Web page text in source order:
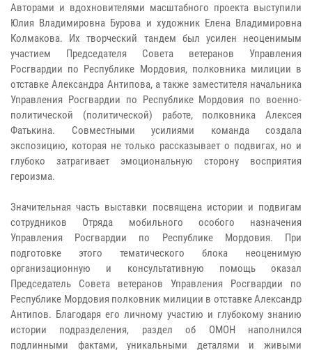
Авторами и вдохновителями масштабного проекта выступили
Юлия Владимировна Бурова и художник Елена Владимировна
Колмакова. Их творческий тандем был усилен неоценимым
участием Председателя Совета ветеранов Управления
Росгвардии по Республике Мордовия, полковника милиции в
отставке Александра Антипова, а также заместителя начальника
Управления Росгвардии по Республике Мордовия по военно-
политической (политической) работе, полковника Алексея
Фатькина. Совместными усилиями команда создала
экспозицию, которая не только рассказывает о подвигах, но и
глубоко затрагивает эмоциональную сторону восприятия
героизма.
Значительная часть выставки посвящена истории и подвигам
сотрудников Отряда мобильного особого назначения
Управления Росгвардии по Республике Мордовия. При
подготовке этого тематического блока неоценимую
организационную и консультативную помощь оказал
Председатель Совета ветеранов Управления Росгвардии по
Республике Мордовия полковник милиции в отставке Александр
Антипов. Благодаря его личному участию и глубокому знанию
истории подразделения, раздел об ОМОН наполнился
подлинными фактами, уникальными деталями и живыми